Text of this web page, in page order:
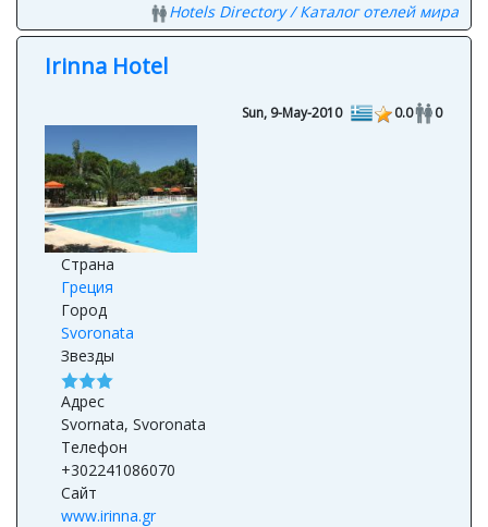
Hotels Directory / Каталог отелей мира
Irinna Hotel
Sun, 9-May-2010 0.0 0
Страна
Греция
Город
Svoronata
Звезды
Адрес
Svornata, Svoronata
Телефон
+302241086070
Сайт
www.irinna.gr